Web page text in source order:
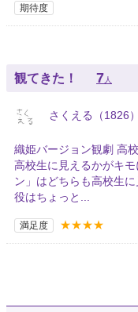
期待度
観てきた！ 7 人
さくえる（1826）
織姫バージョン観劇 高
高校生に見えるかがキ
ン」はどちらも高校生
役はちょっと...
満足度 ★★★★